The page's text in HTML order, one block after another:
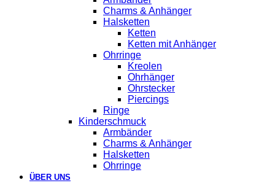
Charms & Anhänger
Halsketten
Ketten
Ketten mit Anhänger
Ohrringe
Kreolen
Ohrhänger
Ohrstecker
Piercings
Ringe
Kinderschmuck
Armbänder
Charms & Anhänger
Halsketten
Ohrringe
ÜBER UNS